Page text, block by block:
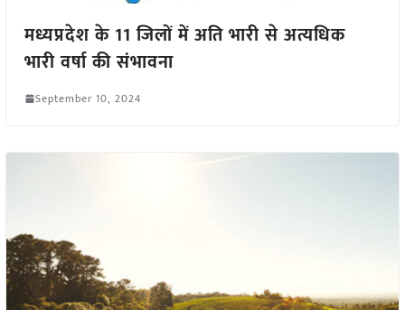
मध्यप्रदेश के 11 जिलों में अति भारी से अत्यधिक
भारी वर्षा की संभावना
September 10, 2024